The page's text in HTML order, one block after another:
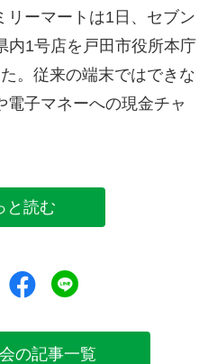
ーマートは1日、セブン
内1号店を戸田市役所本庁
。従来の端末ではできな
電子マネーへの現金チャ
と読む
ツイートシェア
の記事一覧